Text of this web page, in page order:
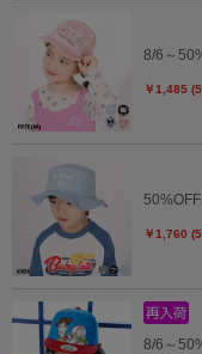
8/6～
￥1,485
￥1,760
8/6～